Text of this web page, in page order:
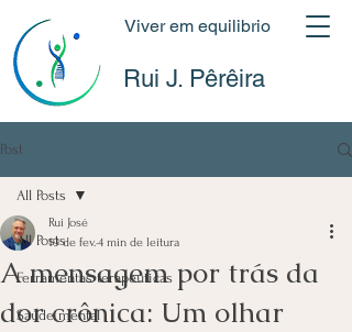
Viver em equilibrio
Rui J. Pêrêira
Post
All Posts
Ferramentas terapeuticas
Saúde mental
All Posts
A mensagem por trás da
dor crônica: Um olhar
Rui José
19 de fev.4 min de leitura